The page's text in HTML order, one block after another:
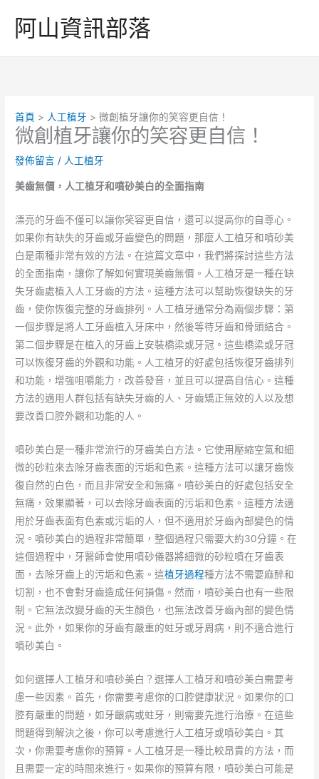
阿山資訊部落
首頁 人工植牙 微創植牙讓你的笑容更自信！
微創植牙讓你的笑容更自信！
發佈留言 / 人工植牙
美齒無價，人工植牙和噴砂美白的全面指南
漂亮的牙齒不僅可以讓你笑容更自信，還可以提高你的自尊心。
如果你有缺失的牙齒或牙齒變色的問題，那麼人工植牙和噴砂美
白是兩種非常有效的方法。在這篇文章中，我們將探討這些方法
的全面指南，讓你了解如何實現美齒無價。人工植牙是一種在缺
失牙齒處植入人工牙齒的方法。這種方法可以幫助恢復缺失的牙
齒，使你恢復完整的牙齒排列。人工植牙通常分為兩個步驟：第
一個步驟是將人工牙齒植入牙床中，然後等待牙齒和骨頭結合。
第二個步驟是在植入的牙齒上安裝橋梁或牙冠。這些橋梁或牙冠
可以恢復牙齒的外觀和功能。人工植牙的好處包括恢復牙齒排列
和功能，增強咀嚼能力，改善發音，並且可以提高自信心。這種
方法的適用人群包括有缺失牙齒的人、牙齒矯正無效的人以及想
要改善口腔外觀和功能的人。
噴砂美白是一種非常流行的牙齒美白方法。它使用壓縮空氣和細
微的砂粒來去除牙齒表面的污垢和色素。這種方法可以讓牙齒恢
復自然的白色，而且非常安全和無痛。噴砂美白的好處包括安全
無痛，效果顯著，可以去除牙齒表面的污垢和色素。這種方法適
用於牙齒表面有色素或污垢的人，但不適用於牙齒內部變色的情
況。噴砂美白的過程非常簡單，整個過程只需要大約30分鐘。在
這個過程中，牙醫師會使用噴砂儀器將細微的砂粒噴在牙齒表
面，去除牙齒上的污垢和色素。這植牙過程種方法不需要麻醉和
切割，也不會對牙齒造成任何損傷。然而，噴砂美白也有一些限
制。它無法改變牙齒的天生顏色，也無法改善牙齒內部的變色情
況。此外，如果你的牙齒有嚴重的蛀牙或牙周病，則不適合進行
噴砂美白。
如何選擇人工植牙和噴砂美白？選擇人工植牙和噴砂美白需要考
慮一些因素。首先，你需要考慮你的口腔健康狀況。如果你的口
腔有嚴重的問題，如牙齦病或蛀牙，則需要先進行治療。在這些
問題得到解決之後，你可以考慮進行人工植牙或噴砂美白。其
次，你需要考慮你的預算。人工植牙是一種比較昂貴的方法，而
且需要一定的時間來進行。如果你的預算有限，噴砂美白可能是